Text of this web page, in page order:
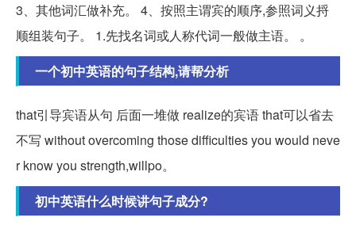
3、其他词汇做补充。 4、按照主谓宾的顺序,参照词义捋
顺组装句子。 1.先找名词或人称代词一般做主语。 。
一个初中英语的句子结构,请帮分析
that引导宾语从句 后面一堆做 realize的宾语 that可以省去
不写 without overcoming those difficulties you would neve
r know you strength,willpo。
初中英语什么时候讲句子成分?